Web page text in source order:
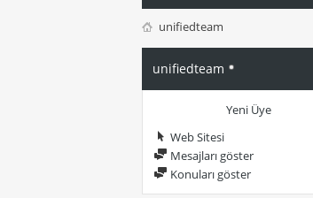
unifiedteam
unifiedteam
Yeni Üye
Web Sitesi
Mesajları göster
Konuları göster